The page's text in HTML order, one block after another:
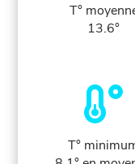
T°
13.6°
T°